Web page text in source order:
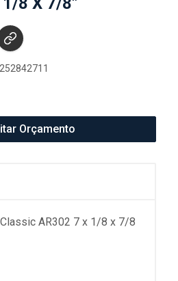
Orçamento
AR302 7 x 1/8 x 7/8